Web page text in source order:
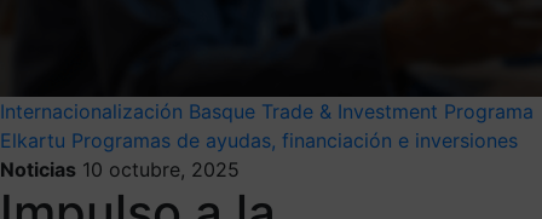
Internacionalización Basque Trade & Investment Programa
Elkartu Programas de ayudas, financiación e inversiones
Noticias 10 octubre, 2025